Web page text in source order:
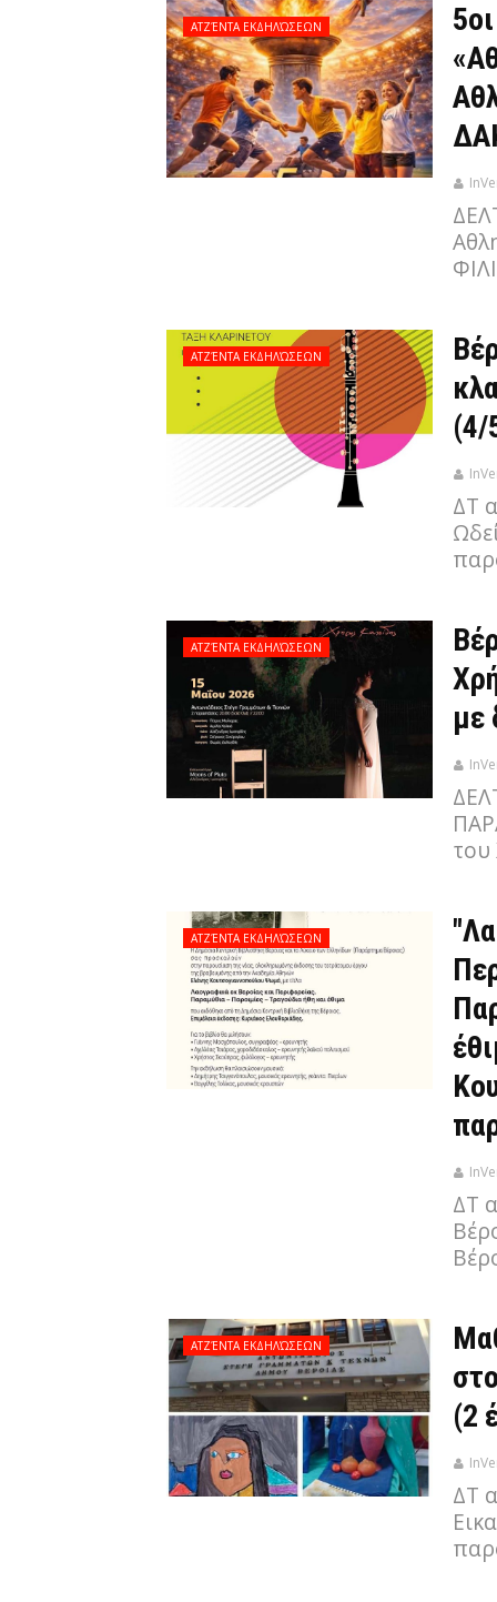
ΑΤΖΈΝΤΑ ΕΚΔΗΛΏΣΕΩΝ
ΑΤΖΈΝΤΑ ΕΚΔΗΛΏΣΕΩΝ
(4/
ΔΤ
ΑΤΖΈΝΤΑ ΕΚΔΗΛΏΣΕΩΝ
με
του
ΑΤΖΈΝΤΑ ΕΚΔΗΛΏΣΕΩΝ
ΔΤ
ΑΤΖΈΝΤΑ ΕΚΔΗΛΏΣΕΩΝ
(2
ΔΤ